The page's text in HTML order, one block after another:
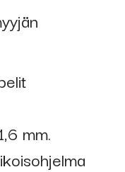
mm.